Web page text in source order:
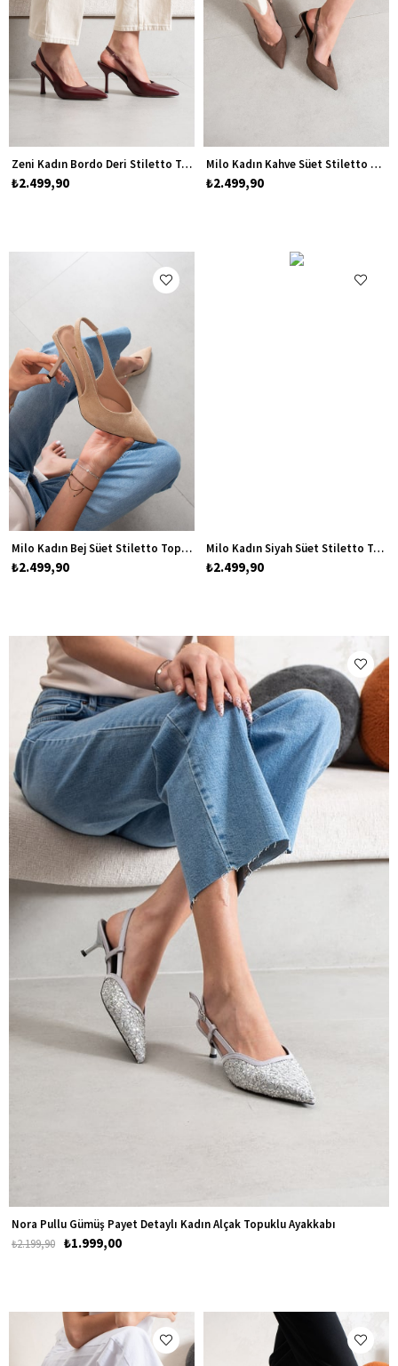
Zeni Kadın Bordo Deri Stiletto Topuklu Ayakkabı
₺2.499,90
Milo Kadın Kahve Süet Stiletto Topuklu Ayakkabı
₺2.499,90
Milo Kadın Bej Süet Stiletto Topuklu Ayakkabı
₺2.499,90
Milo Kadın Siyah Süet Stiletto Topuklu Ayakkabı
₺2.499,90
Nora Pullu Gümüş Payet Detaylı Kadın Alçak Topuklu Ayakkabı
₺1.999,00
₺2.199,90